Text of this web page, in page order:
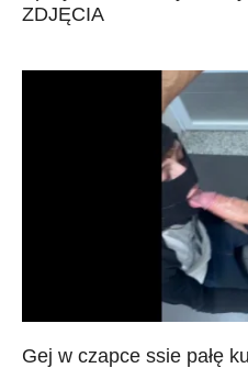
ZDJĘCIA
Gej w czapce ssie pałę